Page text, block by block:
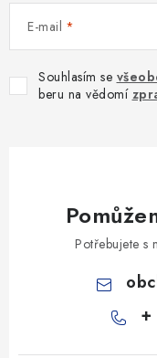
E-mail
Souhlasím se
beru na vědomí
Potřebujete s
+